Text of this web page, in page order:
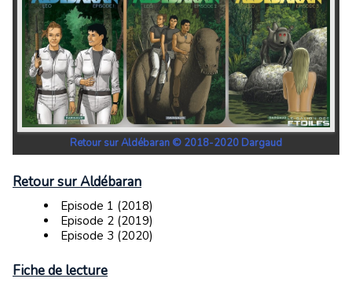
Retour sur Aldébaran © 2018-2020 Dargaud
Retour sur Aldébaran
Episode 1 (2018)
Episode 2 (2019)
Episode 3 (2020)
Fiche de lecture